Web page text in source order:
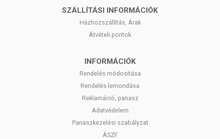
SZÁLLÍTÁSI INFORMÁCIÓK
Házhozszállítás, Árak
Átvételi pontok
INFORMÁCIÓK
Rendelés módosítása
Rendelés lemondása
Reklamáció, panasz
Adatvédelem
Panaszkezelési szabályzat
ÁSZF